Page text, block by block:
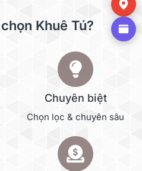
Khuê Tú?
Chuyên biệt
Chọn lọc & chuyên sâu